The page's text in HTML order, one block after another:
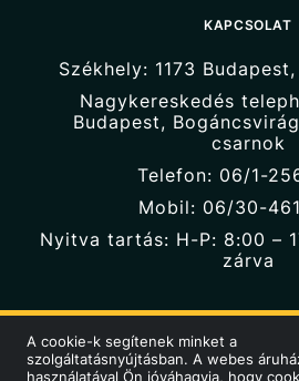
A cookie-k segítenek minket a
szolgáltatásnyújtásban. A webes
használatával Ön jóváhagyja, hogy
KAPCSOLAT
Székhely: 1173
Nagykereskedés
Budapest,
csarnok
Telefon: 06/1-
Mobil: 06/30-
Nyitva tartás: H-P: 8:00 –
zárva
© Seemis KFT. 2026